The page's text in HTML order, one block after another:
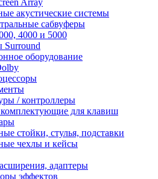
Array
акустические системы
сабвуферы
4000 и 5000
Surround
оборудование
/ контроллеры
для клавиш
стойки, стулья, подставки
чехлы и кейсы
адаптеры
эффектов